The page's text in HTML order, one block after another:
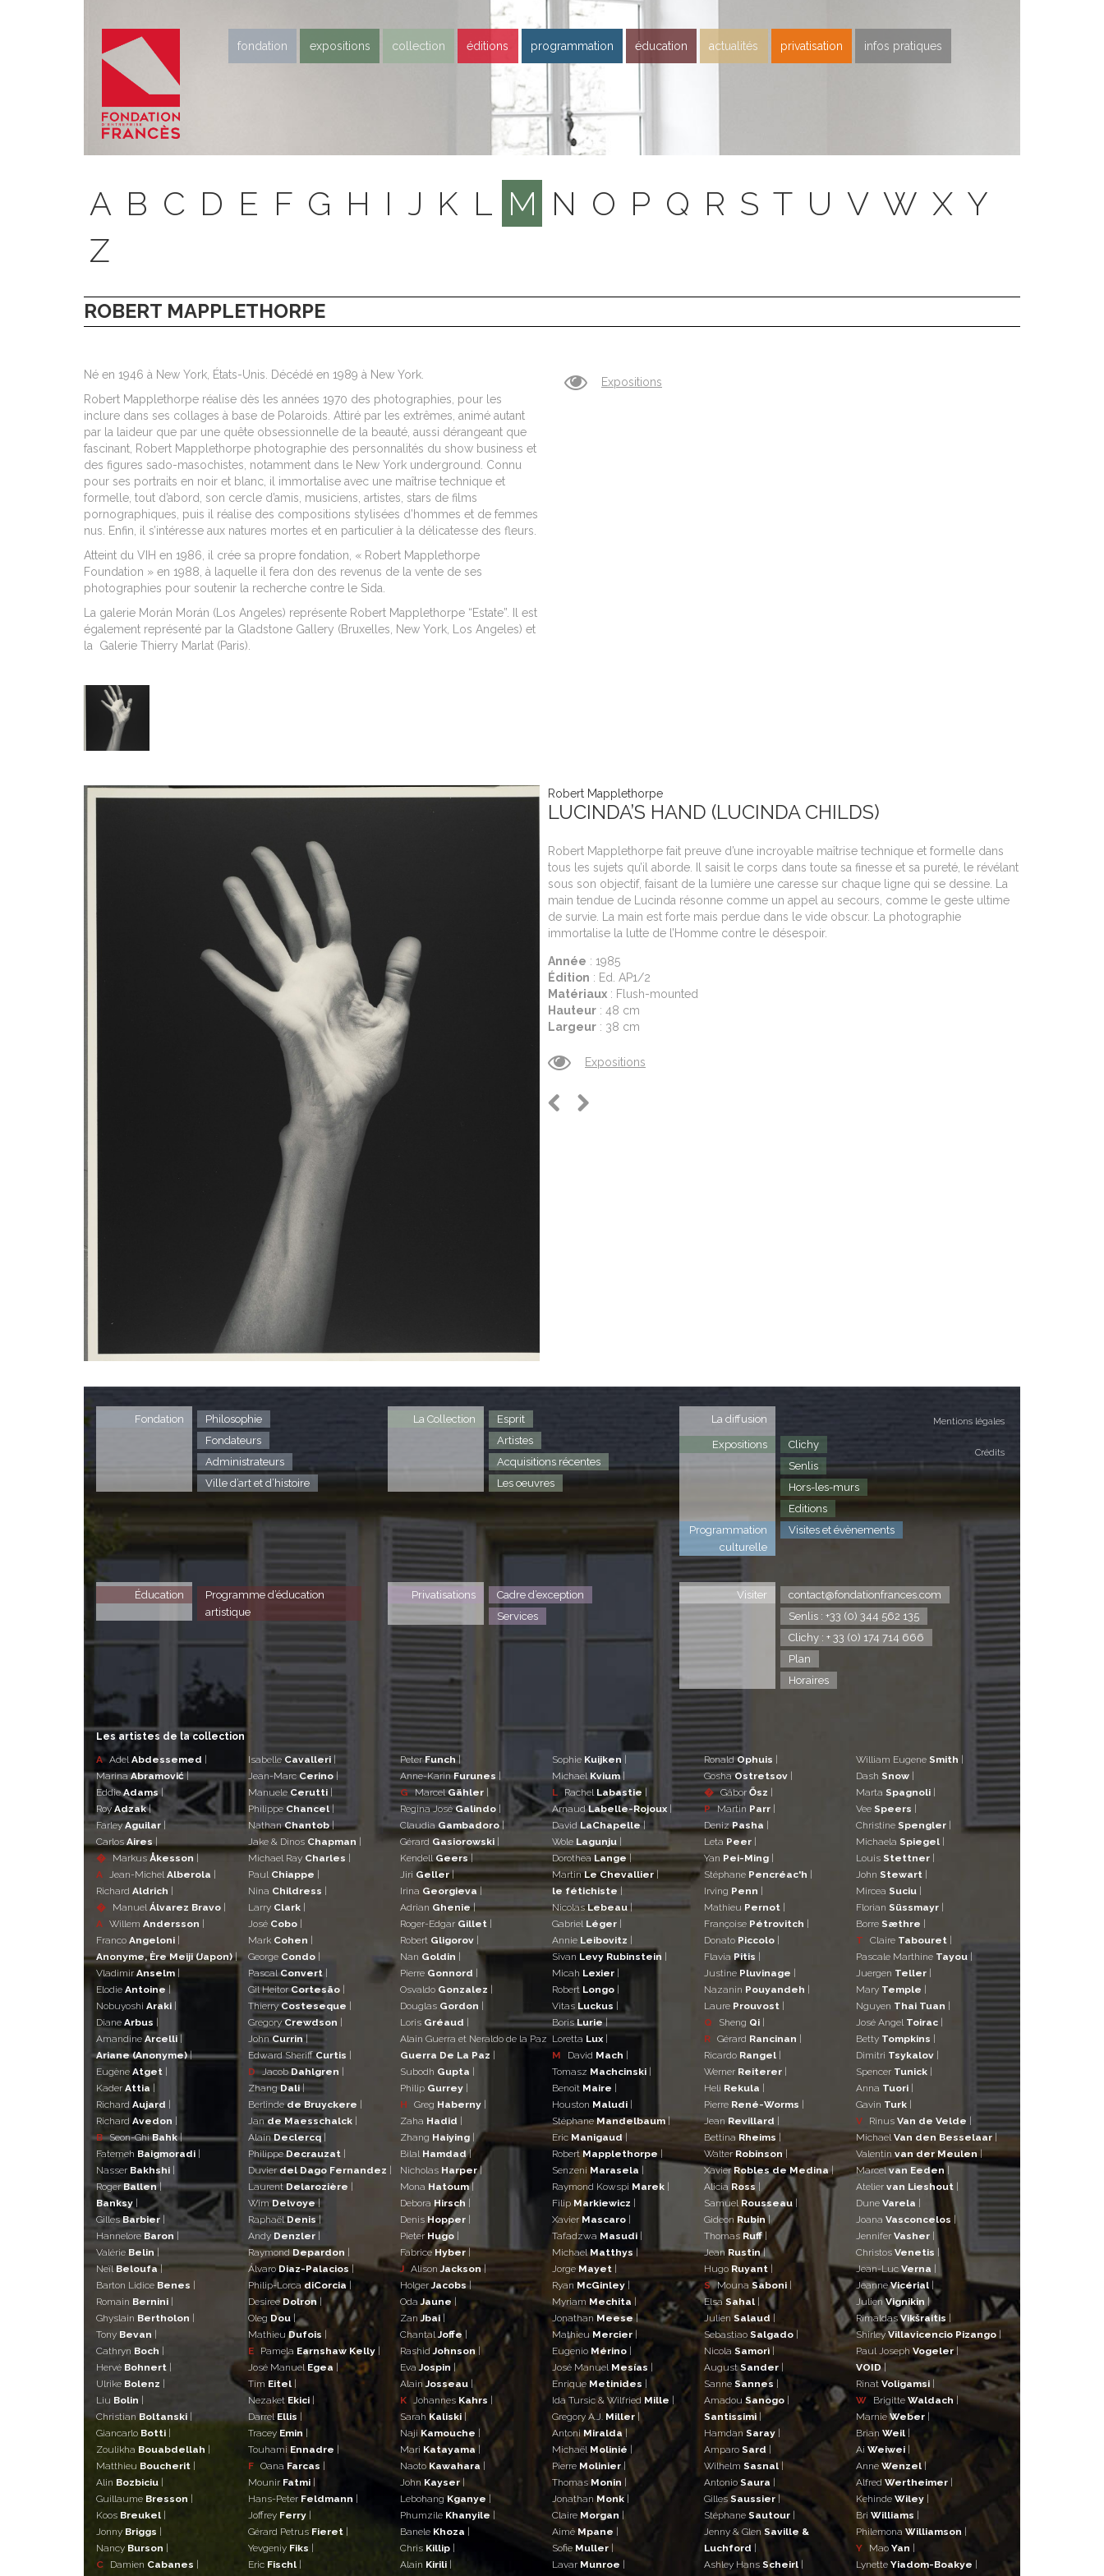
fondation expositions collection éditions programmation éducation actualités privatisation infos pratiques
A B C D E F G H I J K L M N O P Q R S T U V W X Y
Z
ROBERT MAPPLETHORPE
Né en 1946 à New York, États-Unis. Décédé en 1989 à New York.
Robert Mapplethorpe réalise dès les années 1970 des photographies, pour les
inclure dans ses collages à base de Polaroids. Attiré par les extrêmes, animé autant
par la laideur que par une quête obsessionnelle de la beauté, aussi dérangeant que
fascinant, Robert Mapplethorpe photographie des personnalités du show business et
des figures sado-masochistes, notamment dans le New York underground. Connu
pour ses portraits en noir et blanc, il immortalise avec une maîtrise technique et
formelle, tout d’abord, son cercle d’amis, musiciens, artistes, stars de films
pornographiques, puis il réalise des compositions stylisées d’hommes et de femmes
nus. Enfin, il s’intéresse aux natures mortes et en particulier à la délicatesse des fleurs.
Atteint du VIH en 1986, il crée sa propre fondation, « Robert Mapplethorpe
Foundation » en 1988, à laquelle il fera don des revenus de la vente de ses
photographies pour soutenir la recherche contre le Sida.
La galerie Morán Morán (Los Angeles) représente Robert Mapplethorpe “Estate”.
Il est
également représenté par la Gladstone Gallery (Bruxelles, New York, Los Angeles) et
la Galerie Thierry Marlat (Paris).
Expositions
Robert Mapplethorpe
LUCINDA’S HAND (LUCINDA CHILDS)
Robert Mapplethorpe fait preuve d’une incroyable maîtrise technique et formelle dans
tous les sujets qu’il aborde. Il saisit le corps dans toute sa finesse et sa pureté, le révélant
sous son objectif, faisant de la lumière une caresse sur chaque ligne qui se dessine. La
main tendue de Lucinda résonne comme un appel au secours, comme le geste ultime
de survie. La main est forte mais perdue dans le vide obscur. La photographie
immortalise la lutte de l’Homme contre le désespoir.
Année : 1985
Édition : Ed. AP1/2
Matériaux : Flush-mounted
Hauteur : 48 cm
Largeur : 38 cm
Expositions
Mentions légales
Crédits
Fondation
Philosophie
Fondateurs
Administrateurs
Ville d’art et d’histoire
La Collection
Esprit
Artistes
Acquisitions récentes
Les oeuvres
La diffusion
Expositions
Clichy
Senlis
Hors-les-murs
Editions
Programmation
culturelle
Visites et évènements
Éducation
Programme d’éducation
artistique
Privatisations
Cadre d’exception
Services
Visiter
contact@fondationfrances.com
Senlis : +33 (0) 344 562 135
Clichy : + 33 (0) 174 714 666
Plan
Horaires
Les artistes de la collection
A Adel Abdessemed |
MarinaAbramović|
EddieAdams |
RoyAdzak|
FarleyAguilar |
Carlos Aires |
�
Markus Åkesson |
A
Jean-Michel Alberola |
Richard Aldrich |
�
Manuel Álvarez Bravo |
A Willem Andersson |
Franco Angeloni |
Anonyme, Ère Meiji (Japon)|
Vladimir Anselm |
Elodie Antoine|
Nobuyoshi Araki |
Diane Arbus |
Amandine Arcelli |
Ariane (Anonyme)|
Eugène Atget |
Kader Attia |
Richard Aujard |
Richard Avedon |
B Seon-GhiBahk|
Fatemeh Baigmoradi |
Nasser Bakhshi |
RogerBallen|
Banksy |
GillesBarbier |
Hannelore Baron |
Valérie Belin|
Neïl Beloufa|
Barton Lidice Benes |
Romain Bernini |
Ghyslain Bertholon |
Tony Bevan |
Cathryn Boch |
Hervé Bohnert |
Ulrike Bolenz |
Liu Bolin |
Christian Boltanski |
Giancarlo Botti |
Zoulikha Bouabdellah |
Matthieu Boucherit |
Alin Bozbiciu |
Guillaume Bresson |
Koos Breukel |
Jonny Briggs |
Nancy Burson |
C
Damien Cabanes |
Isabelle Cavalleri |
Jean-Marc Cerino |
Manuele Cerutti |
Philippe Chancel |
NathanChantob|
Jake & Dinos Chapman |
Michael Ray Charles |
Paul Chiappe |
Nina Childress |
Larry Clark |
José Cobo |
Mark Cohen |
George Condo |
PascalConvert |
Gil HeitorCortesão |
ThierryCosteseque |
GregoryCrewdson |
JohnCurrin|
Edward SheriffCurtis |
D JacobDahlgren |
ZhangDali|
Berlindede Bruyckere |
Jande Maesschalck |
AlainDeclercq|
PhilippeDecrauzat |
Duvierdel Dago Fernandez |
LaurentDelarozière |
WimDelvoye|
RaphaëlDenis|
Andy Denzler |
RaymondDepardon |
Álvaro Diaz-Palacios |
Philip-LorcadiCorcia |
Desiree Dolron |
Oleg Dou |
MathieuDufois |
E
Pamela Earnshaw Kelly |
José Manuel Egea |
Tim Eitel |
Nezaket Ekici |
Darrel Ellis |
Tracey Emin |
Touhami Ennadre |
F Oana Farcas |
Mounir Fatmi |
Hans-Peter Feldmann |
Joffrey Ferry |
Gérard Petrus Fieret |
Yevgeniy Fiks |
Eric Fischl |
PeterFunch|
Anne-KarinFurunes |
G MarcelGähler |
Regina JoséGalindo |
Claudia Gambadoro|
Gérard Gasiorowski |
KendellGeers |
Jiri Geller|
Irina Georgieva|
Adrian Ghenie|
Roger-Edgar Gillet |
Robert Gligorov |
Nan Goldin |
Pierre Gonnord |
Osvaldo Gonzalez |
Douglas Gordon |
Loris Gréaud |
Alain Guerra et Neraldo de la Paz
Guerra De La Paz |
Subodh Gupta |
Philip Gurrey |
H
Greg Haberny |
Zaha Hadid |
Zhang Haiying |
Bilal Hamdad|
Nicholas Harper|
Mona Hatoum|
Debora Hirsch |
Denis Hopper |
Pieter Hugo |
Fabrice Hyber|
J Alison Jackson|
Holger Jacobs|
OdaJaune |
Zan Jbai|
Chantal Joffe |
RashidJohnson|
EvaJospin |
AlainJosseau |
K
Johannes Kahrs |
Sarah Kaliski |
Naji Kamouche |
Mari Katayama |
Naoto Kawahara |
John Kayser |
Lebohang Kganye |
Phumzile Khanyile |
Banele Khoza |
Chris Killip |
Alain Kirili |
Sophie Kuijken |
Michael Kvium|
L Rachel Labastie |
ArnaudLabelle-Rojoux |
DavidLaChapelle|
Wole Lagunju |
DorotheaLange|
MartinLe Chevallier|
le fétichiste |
NicolasLebeau|
Gabriel Léger |
Annie Leibovitz |
Sivan Levy Rubinstein |
Micah Lexier |
Robert Longo |
Vitas Luckus |
BorisLurie|
Loretta Lux |
M
David Mach |
Tomasz Machcinski |
Benoît Maire |
Houston Maludi |
StéphaneMandelbaum|
Eric Manigaud |
RobertMapplethorpe |
Senzeni Marasela |
Raymond Kowspi Marek |
Filip Markiewicz |
Xavier Mascaro |
Tafadzwa Masudi |
MichaelMatthys|
Jorge Mayet |
Ryan McGinley |
Myriam Mechita |
JonathanMeese|
Mathieu Mercier |
Eugenio Mérino |
José Manuel Mesías |
Enrique Metinides |
Ida Tursic & WilfriedMille |
Gregory A.J. Miller|
AntoniMiralda |
Michaël Molinié |
Pierre Molinier |
Thomas Monin |
Jonathan Monk|
Claire Morgan |
Aimé Mpane |
Sofie Muller |
Lavar Munroe |
RonaldOphuis |
GoshaOstretsov |
� Gábor Ősz |
P Martin Parr |
DenizPasha |
Leta Peer |
Yan Pei-Ming |
Stéphane Pencréac'h |
Irving Penn |
Mathieu Pernot |
Françoise Pétrovitch |
Donato Piccolo |
Flavia Pitis |
Justine Pluvinage |
Nazanin Pouyandeh |
Laure Prouvost |
Q
Sheng Qi |
R Gérard Rancinan |
Ricardo Rangel |
Werner Reiterer |
Heli Rekula |
Pierre René-Worms |
Jean Revillard |
Bettina Rheims |
Walter Robinson|
Xavier Robles de Medina |
Alicia Ross |
Samuel Rousseau |
Gideon Rubin|
ThomasRuff|
Jean Rustin|
Hugo Ruyant |
S Mouna Saboni |
Elsa Sahal |
JulienSalaud |
Sebastiao Salgado |
Nicola Samorì |
AugustSander |
Sanne Sannes |
Amadou Sanogo |
Santissimi |
Hamdan Saray |
Amparo Sard |
Wilhelm Sasnal |
Antonio Saura |
Gilles Saussier|
Stéphane Sautour |
Jenny & Glen Saville &
Luchford |
Ashley Hans Scheirl |
William Eugene Smith |
Dash Snow |
Marta Spagnoli |
Vee Speers |
Christine Spengler |
Michaela Spiegel |
Louis Stettner |
John Stewart |
Mircea Suciu |
Florian Süssmayr |
Borre Sæthre |
T
Claire Tabouret |
Pascale Marthine Tayou |
Juergen Teller |
Mary Temple |
Nguyen Thai Tuan |
José Angel Toirac |
Betty Tompkins |
Dimitri Tsykalov |
Spencer Tunick |
Anna Tuori |
Gavin Turk |
V
Rinus Van de Velde |
Michael Van den Besselaar|
Valentin van der Meulen|
Marcelvan Eeden|
Atelier van Lieshout |
Dune Varela |
Joana Vasconcelos |
Jennifer Vasher |
Christos Venetis |
Jean-Luc Verna |
JeanneVicérial |
JulienVignikin |
RimaldasVikšraitis |
ShirleyVillavicencio Pizango |
Paul Joseph Vogeler |
VOID|
Rinat Voligamsi |
W
Brigitte Waldach|
Marnie Weber |
Brian Weil |
Ai Weiwei |
Anne Wenzel|
Alfred Wertheimer |
Kehinde Wiley |
Bri Williams |
Philemona Williamson |
Y
Mao Yan |
Lynette Yiadom-Boakye |